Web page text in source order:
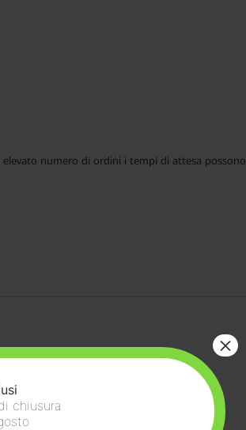
numero di ordini i tempi di attesa possono
chiusura
×